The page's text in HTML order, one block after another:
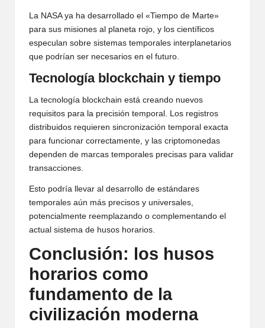
La NASA ya ha desarrollado el «Tiempo de Marte»
para sus misiones al planeta rojo, y los científicos
especulan sobre sistemas temporales interplanetarios
que podrían ser necesarios en el futuro.
Tecnología blockchain y tiempo
La tecnología blockchain está creando nuevos
requisitos para la precisión temporal. Los registros
distribuidos requieren sincronización temporal exacta
para funcionar correctamente, y las criptomonedas
dependen de marcas temporales precisas para validar
transacciones.
Esto podría llevar al desarrollo de estándares
temporales aún más precisos y universales,
potencialmente reemplazando o complementando el
actual sistema de husos horarios.
Conclusión: los husos
horarios como
fundamento de la
civilización moderna